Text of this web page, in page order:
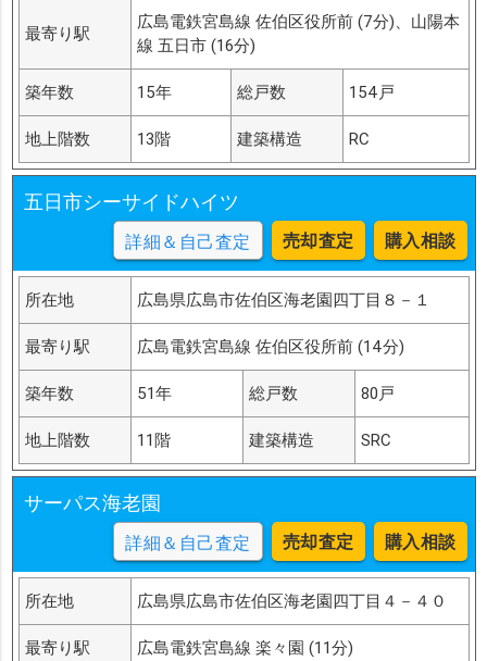
最寄り駅
広島電鉄宮島線 佐伯区役所前 (7分)、山陽本
線 五日市 (16分)
築年数 15年 総戸数 154戸
地上階数 13階 建築構造 RC
五日市シーサイドハイツ
詳細＆自己査定 売却査定 購入相談
所在地 広島県広島市佐伯区海老園四丁目８－１
最寄り駅 広島電鉄宮島線 佐伯区役所前 (14分)
築年数 51年 総戸数 80戸
地上階数 11階 建築構造 SRC
サーパス海老園
詳細＆自己査定 売却査定 購入相談
所在地 広島県広島市佐伯区海老園四丁目４－４０
最寄り駅 広島電鉄宮島線 楽々園 (11分)